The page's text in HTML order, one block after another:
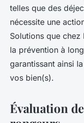
telles que des
nécessite une
Solutions que
la prévention à
garantissant ainsi
vos bien(s).
Évaluation